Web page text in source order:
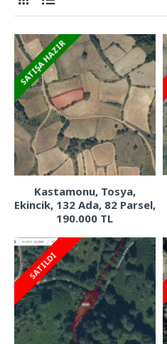
SATIŞA HAZIR
Kastamonu, Tosya,
Ekincik, 132 Ada, 82 Parsel,
190.000 TL
SATILDI